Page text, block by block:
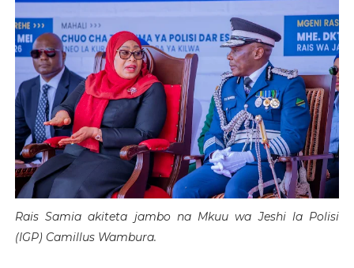
Rais Samia akiteta jambo na Mkuu wa Jeshi la Polisi
(IGP) Camillus Wambura.